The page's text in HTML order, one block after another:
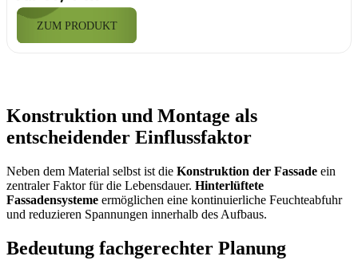
ZUM PRODUKT
Konstruktion und Montage als
entscheidender Einflussfaktor
Neben dem Material selbst ist die Konstruktion der Fassade ein
zentraler Faktor für die Lebensdauer. Hinterlüftete
Fassadensysteme ermöglichen eine kontinuierliche Feuchteabfuhr
und reduzieren Spannungen innerhalb des Aufbaus.
Bedeutung fachgerechter Planung